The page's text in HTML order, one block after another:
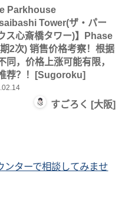
Parkhouse
Tower(ザ・パー
ス心斎橋タワー)】Phase
2次) 销售价格考察！根据
同，价格上涨可能有限，
荐？！[Sugoroku]
すごろく [大阪]